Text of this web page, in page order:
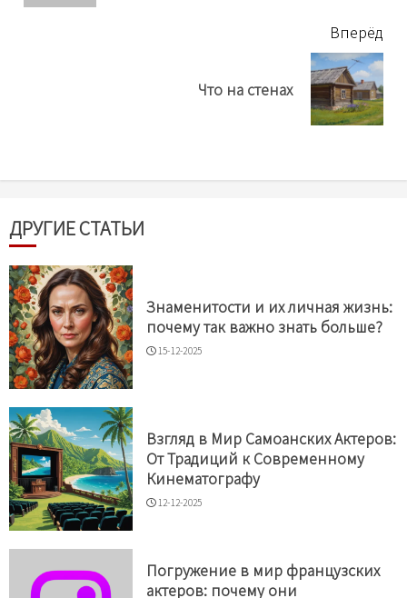
Вперёд
Что на стенах
ДРУГИЕ СТАТЬИ
Знаменитости и их личная жизнь:
почему так важно знать больше?
15-12-2025
Взгляд в Мир Самоанских Актеров:
От Традиций к Современному
Кинематографу
12-12-2025
Погружение в мир французских
актеров: почему они